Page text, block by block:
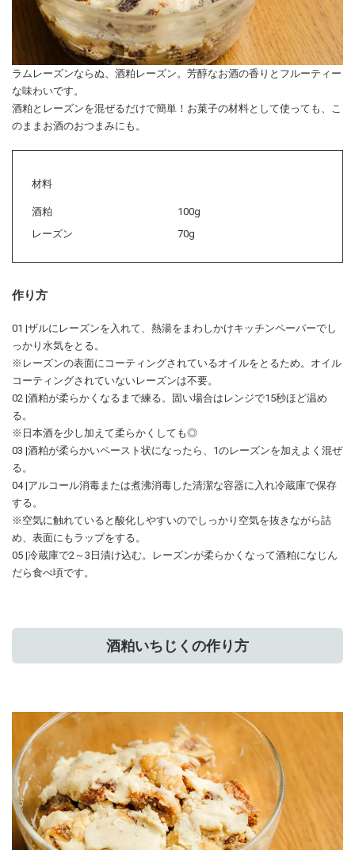
ラムレーズンならぬ、酒粕レーズン。芳醇なお酒の香りとフルーティー
な味わいです。
酒粕とレーズンを混ぜるだけで簡単！お菓子の材料として使っても、こ
のままお酒のおつまみにも。
材料
酒粕
100g
レーズン
70g
作り方
01 |ザルにレーズンを入れて、熱湯をまわしかけキッチンペーパーでし
っかり水気をとる。
※レーズンの表面にコーティングされているオイルをとるため。オイル
コーティングされていないレーズンは不要。
02 |酒粕が柔らかくなるまで練る。固い場合はレンジで15秒ほど温め
る。
※日本酒を少し加えて柔らかくしても◎
03 |酒粕が柔らかいペースト状になったら、1のレーズンを加えよく混ぜ
る。
04 |アルコール消毒または煮沸消毒した清潔な容器に入れ冷蔵庫で保存
する。
※空気に触れていると酸化しやすいのでしっかり空気を抜きながら詰
め、表面にもラップをする。
05 |冷蔵庫で2～3日漬け込む。レーズンが柔らかくなって酒粕になじん
だら食べ頃です。
酒粕いちじくの作り方